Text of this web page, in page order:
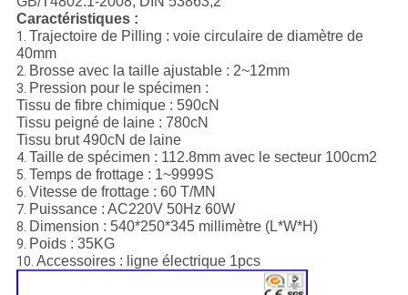
Caractéristiques :
1. Trajectoire de Pilling : voie circulaire de diamètre de
40mm
2. Brosse avec la taille ajustable : 2~12mm
3. Pression pour le spécimen :
Tissu de fibre chimique : 590cN
Tissu peigné de laine : 780cN
Tissu brut 490cN de laine
4. Taille de spécimen : 112.8mm avec le secteur 100cm2
5. Temps de frottage : 1~9999S
6. Vitesse de frottage : 60 T/MN
7. Puissance : AC220V 50Hz 60W
8. Dimension : 540*250*345 millimètre (L*W*H)
9. Poids : 35KG
10. Accessoires : ligne électrique 1pcs